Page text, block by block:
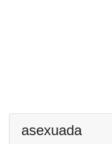
asexuada